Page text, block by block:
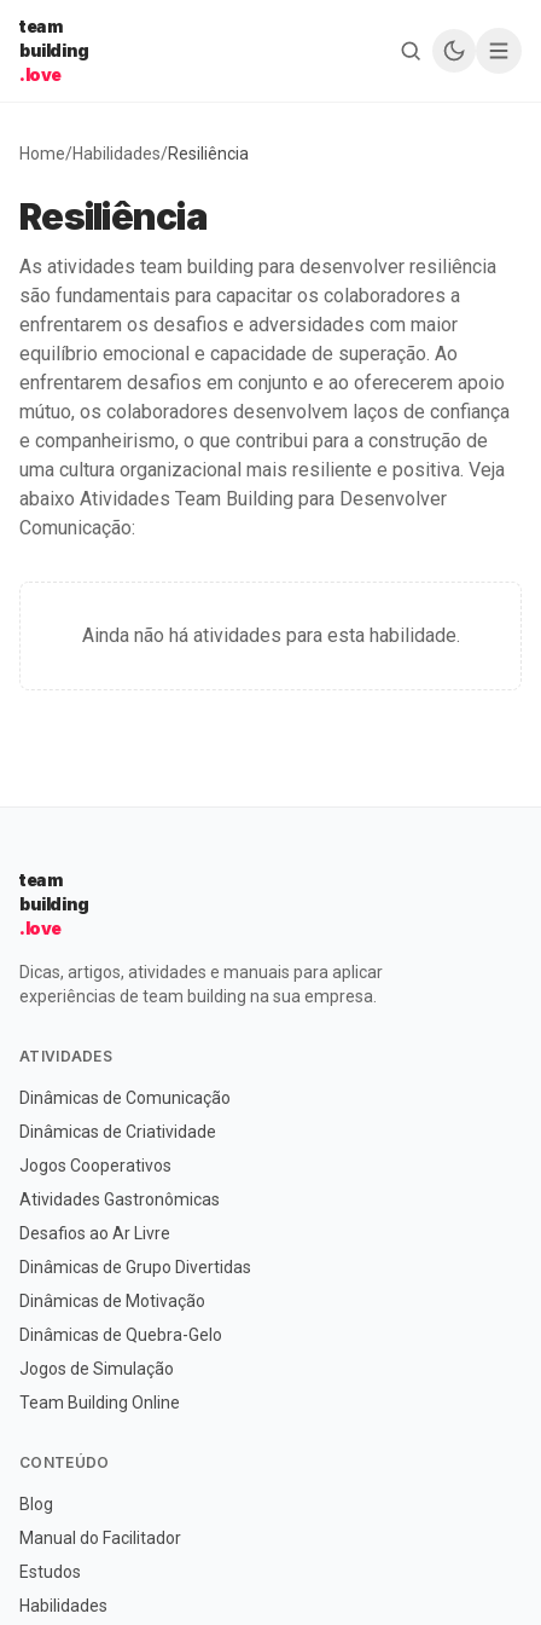
team
building
.love
Home/Habilidades/Resiliência
Resiliência
As atividades team building para desenvolver resiliência
são fundamentais para capacitar os colaboradores a
enfrentarem os desafios e adversidades com maior
equilíbrio emocional e capacidade de superação. Ao
enfrentarem desafios em conjunto e ao oferecerem apoio
mútuo, os colaboradores desenvolvem laços de confiança
e companheirismo, o que contribui para a construção de
uma cultura organizacional mais resiliente e positiva. Veja
abaixo Atividades Team Building para Desenvolver
Comunicação:
Ainda não há atividades para esta habilidade.
team
building
.love
Dicas, artigos, atividades e manuais para aplicar
experiências de team building na sua empresa.
ATIVIDADES
Dinâmicas de Comunicação
Dinâmicas de Criatividade
Jogos Cooperativos
Atividades Gastronômicas
Desafios ao Ar Livre
Dinâmicas de Grupo Divertidas
Dinâmicas de Motivação
Dinâmicas de Quebra-Gelo
Jogos de Simulação
Team Building Online
CONTEÚDO
Blog
Manual do Facilitador
Estudos
Habilidades